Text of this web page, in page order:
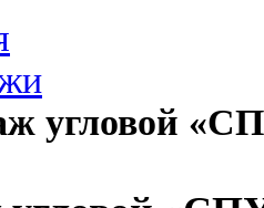
угловой